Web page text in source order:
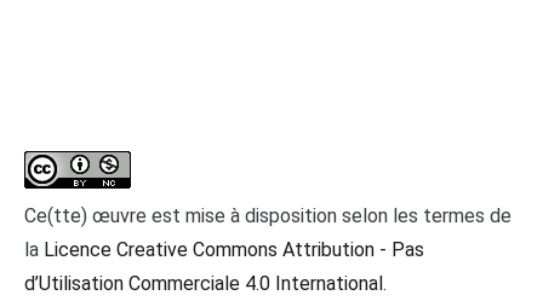
Ce(tte) œuvre est mise à disposition selon les termes de
la Licence Creative Commons Attribution - Pas
d’Utilisation Commerciale 4.0 International.